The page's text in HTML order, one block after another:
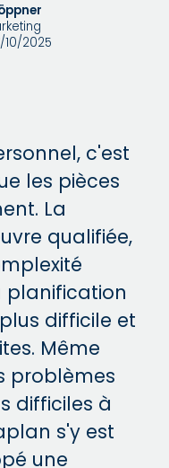
10/2025
c'est
les pièces
La
qualifiée,
planification
difficile et
Même
problèmes
difficiles à
s'y est
une